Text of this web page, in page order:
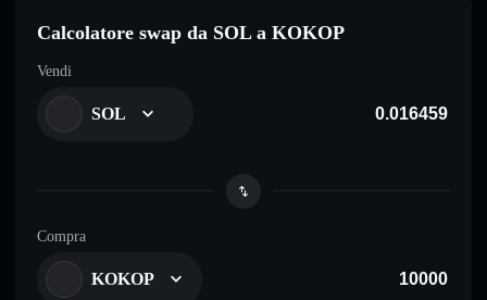
Calcolatore swap da SOL a KOKOP
Vendi
SOL
Compra
KOKOP